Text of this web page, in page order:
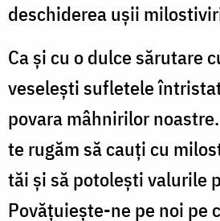
deschiderea uşii
Ca şi cu o dulce sărutare
veseleşti sufletele
povara mâhnirilor
te rugăm să cauţi cu
tăi şi să potoleşti valurile
Povăţuieşte-ne pe noi pe